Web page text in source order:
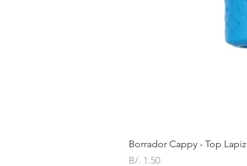
Borrador Cappy - Top Lapiz
Precio
B/. 1.50